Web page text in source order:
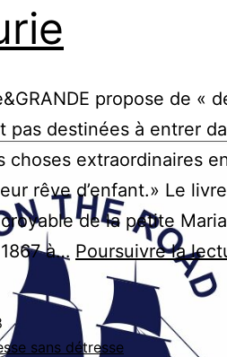
propose de «
pas destinées à entrer
choses extraordinaires
rêve d’enfant.» Le
de la petite
à… Poursuivre la
sans détresse